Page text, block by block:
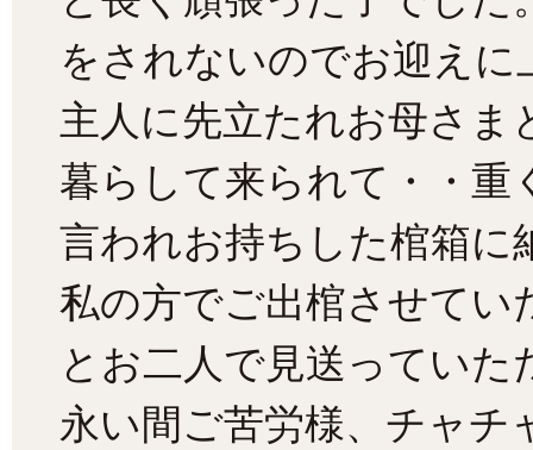
をされないのでお迎え
主人に先立たれお母さま
暮らして来られて・・重
言われお持ちした棺箱に
私の方でご出棺させてい
とお二人で見送っていた
永い間ご苦労様、チャチ